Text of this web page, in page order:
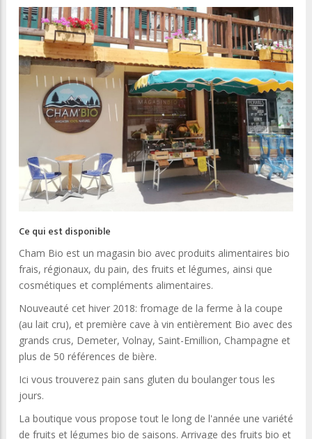
Ce qui est disponible
Cham Bio est un magasin bio avec produits alimentaires bio
frais, régionaux, du pain, des fruits et légumes, ainsi que
cosmétiques et compléments alimentaires.
Nouveauté cet hiver 2018: fromage de la ferme à la coupe
(au lait cru), et première cave à vin entièrement Bio avec des
grands crus, Demeter, Volnay, Saint-Emillion, Champagne et
plus de 50 références de bière.
Ici vous trouverez pain sans gluten du boulanger tous les
jours.
La boutique vous propose tout le long de l'année une variété
de fruits et légumes bio de saisons. Arrivage des fruits bio et